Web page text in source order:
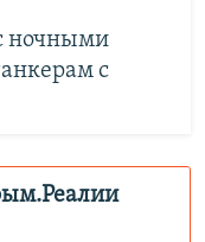
ночными
с